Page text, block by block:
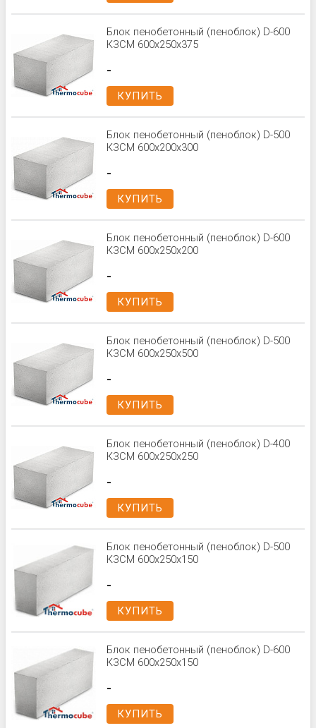
Блок пенобетонный (пеноблок) D-600
КЗСМ 600x250x375
-
КУПИТЬ
Блок пенобетонный (пеноблок) D-500
КЗСМ 600x200x300
-
КУПИТЬ
Блок пенобетонный (пеноблок) D-600
КЗСМ 600x250x200
-
КУПИТЬ
Блок пенобетонный (пеноблок) D-500
КЗСМ 600x250x500
-
КУПИТЬ
Блок пенобетонный (пеноблок) D-400
КЗСМ 600x250x250
-
КУПИТЬ
Блок пенобетонный (пеноблок) D-500
КЗСМ 600x250x150
-
КУПИТЬ
Блок пенобетонный (пеноблок) D-600
КЗСМ 600x250x150
-
КУПИТЬ